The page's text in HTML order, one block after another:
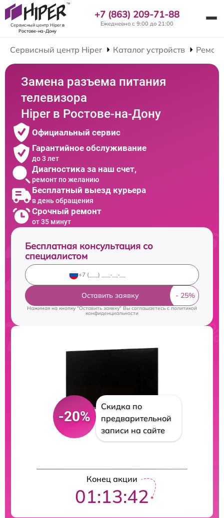
Сервисный центр Hiperв
Ростове-на-Дону
+7 (863) 209-71-88
Ежедневно с 9:00 до 21:00
Сервисный центр Hiper Каталог устройств
Замена разъема питания
телевизора
Hiper в Ростове-на-Дону
Официальный сервис
Гарантийное обслуживание
до 3 лет
Диагностика за наш счет,
ремонт по желанию
Бесплатный выезд курьера
в день обращения
Срочный ремонт
от 35 минут
Бесплатная консультация со
специалистом
Оставить заявку
Нажимая на кнопку "Оставить заявку" Вы соглашаетесь cполитикой
конфиденциальности
-20%
Скидка по
предварительной
записи на сайте
Конец акции
01:13:42